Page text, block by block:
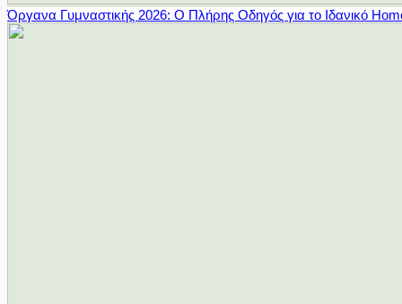
Όργανα Γυμναστικής 2026: Ο Πλήρης Οδηγός για το Ιδανικό